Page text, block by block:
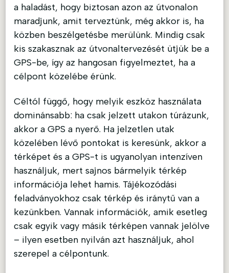
a haladást, hogy biztosan azon az útvonalon
maradjunk, amit terveztünk, még akkor is, ha
közben beszélgetésbe merülünk. Mindig csak
kis szakasznak az útvonaltervezését ütjük be a
GPS-be, így az hangosan figyelmeztet, ha a
célpont közelébe érünk.
Céltól függő, hogy melyik eszköz használata
dominánsabb: ha csak jelzett utakon túrázunk,
akkor a GPS a nyerő. Ha jelzetlen utak
közelében lévő pontokat is keresünk, akkor a
térképet és a GPS-t is ugyanolyan intenzíven
használjuk, mert sajnos bármelyik térkép
információja lehet hamis. Tájékozódási
feladványokhoz csak térkép és iránytű van a
kezünkben. Vannak információk, amik esetleg
csak egyik vagy másik térképen vannak jelölve
– ilyen esetben nyilván azt használjuk, ahol
szerepel a célpontunk.